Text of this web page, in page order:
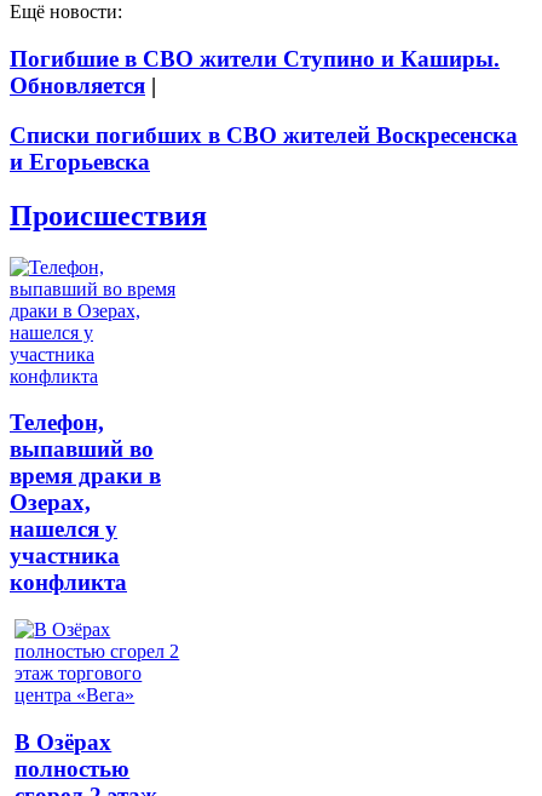
Ещё новости:
Погибшие в СВО жители Ступино и Каширы.
Обновляется |
Списки погибших в СВО жителей Воскресенска
и Егорьевска
Происшествия
Телефон,
выпавший во
время драки в
Озерах,
нашелся у
участника
конфликта
В Озёрах
полностью